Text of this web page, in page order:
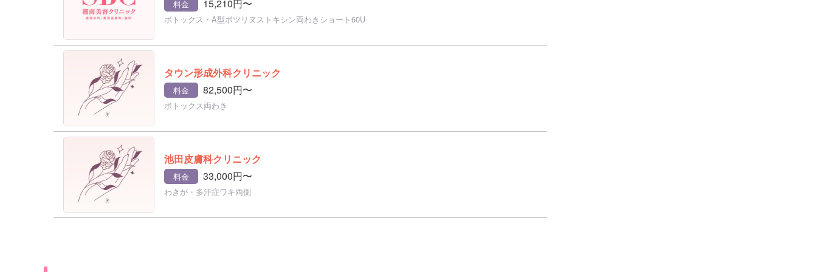
料金 15,210円〜
ボトックス・A型ボツリヌストキシン両わきショート60U
タウン形成外科クリニック
料金 82,500円〜
ボトックス両わき
池田皮膚科クリニック
料金 33,000円〜
わきが・多汗症ワキ両側